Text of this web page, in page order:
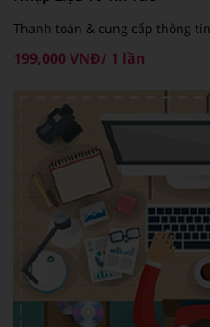
Thanh toán & cung cấp thông tin
199,000 VNĐ/ 1 lần